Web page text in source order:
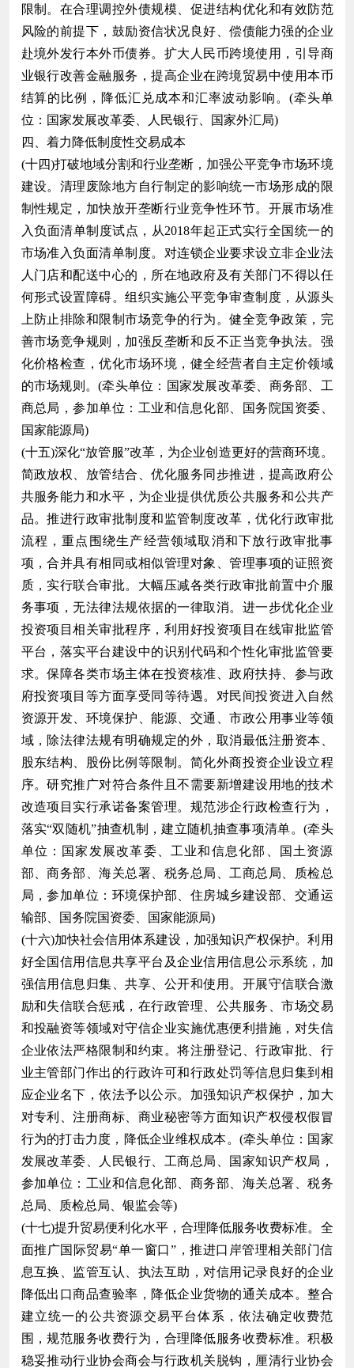
限制。在合理调控外债规模、促进结构优化和有效防范
风险的前提下，鼓励资信状况良好、偿债能力强的企业
赴境外发行本外币债券。扩大人民币跨境使用，引导商
业银行改善金融服务，提高企业在跨境贸易中使用本币
结算的比例，降低汇兑成本和汇率波动影响。(牵头单
位：国家发展改革委、人民银行、国家外汇局)
四、着力降低制度性交易成本
(十四)打破地域分割和行业垄断，加强公平竞争市场环境
建设。清理废除地方自行制定的影响统一市场形成的限
制性规定，加快放开垄断行业竞争性环节。开展市场准
入负面清单制度试点，从2018年起正式实行全国统一的
市场准入负面清单制度。对连锁企业要求设立非企业法
人门店和配送中心的，所在地政府及有关部门不得以任
何形式设置障碍。组织实施公平竞争审查制度，从源头
上防止排除和限制市场竞争的行为。健全竞争政策，完
善市场竞争规则，加强反垄断和反不正当竞争执法。强
化价格检查，优化市场环境，健全经营者自主定价领域
的市场规则。(牵头单位：国家发展改革委、商务部、工
商总局，参加单位：工业和信息化部、国务院国资委、
国家能源局)
(十五)深化“放管服”改革，为企业创造更好的营商环境。
简政放权、放管结合、优化服务同步推进，提高政府公
共服务能力和水平，为企业提供优质公共服务和公共产
品。推进行政审批制度和监管制度改革，优化行政审批
流程，重点围绕生产经营领域取消和下放行政审批事
项，合并具有相同或相似管理对象、管理事项的证照资
质，实行联合审批。大幅压减各类行政审批前置中介服
务事项，无法律法规依据的一律取消。进一步优化企业
投资项目相关审批程序，利用好投资项目在线审批监管
平台，落实平台建设中的识别代码和个性化审批监管要
求。保障各类市场主体在投资核准、政府扶持、参与政
府投资项目等方面享受同等待遇。对民间投资进入自然
资源开发、环境保护、能源、交通、市政公用事业等领
域，除法律法规有明确规定的外，取消最低注册资本、
股东结构、股份比例等限制。简化外商投资企业设立程
序。研究推广对符合条件且不需要新增建设用地的技术
改造项目实行承诺备案管理。规范涉企行政检查行为，
落实“双随机”抽查机制，建立随机抽查事项清单。(牵头
单位：国家发展改革委、工业和信息化部、国土资源
部、商务部、海关总署、税务总局、工商总局、质检总
局，参加单位：环境保护部、住房城乡建设部、交通运
输部、国务院国资委、国家能源局)
(十六)加快社会信用体系建设，加强知识产权保护。利用
好全国信用信息共享平台及企业信用信息公示系统，加
强信用信息归集、共享、公开和使用。开展守信联合激
励和失信联合惩戒，在行政管理、公共服务、市场交易
和投融资等领域对守信企业实施优惠便利措施，对失信
企业依法严格限制和约束。将注册登记、行政审批、行
业主管部门作出的行政许可和行政处罚等信息归集到相
应企业名下，依法予以公示。加强知识产权保护，加大
对专利、注册商标、商业秘密等方面知识产权侵权假冒
行为的打击力度，降低企业维权成本。(牵头单位：国家
发展改革委、人民银行、工商总局、国家知识产权局，
参加单位：工业和信息化部、商务部、海关总署、税务
总局、质检总局、银监会等)
(十七)提升贸易便利化水平，合理降低服务收费标准。全
面推广国际贸易“单一窗口”，推进口岸管理相关部门信
息互换、监管互认、执法互助，对信用记录良好的企业
降低出口商品查验率，降低企业货物的通关成本。整合
建立统一的公共资源交易平台体系，依法确定收费范
围，规范服务收费行为，合理降低服务收费标准。积极
稳妥推动行业协会商会与行政机关脱钩，厘清行业协会